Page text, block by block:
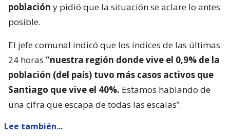
población y pidió que la situación se aclare lo antes
posible.
El jefe comunal indicó que los índices de las últimas
24 horas “nuestra región donde vive el 0,9% de la
población (del país) tuvo más casos activos que
Santiago que vive el 40%. Estamos hablando de
una cifra que escapa de todas las escalas”.
Lee también...